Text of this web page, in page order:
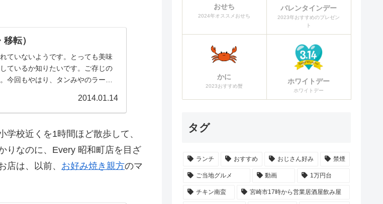
転）
ていないようです。とっても美味
ているか知りたいです。ご存じの
今回もやはり、タンみやのラーメ
2014.01.14
校近くを1時間ほど散歩して、
りなのに、Every 昭和町店を目ざ
店は、以前、 お好み焼き親方のマ
おせち
2024年オススメおせち
バレンタインデー
2023年おすすめのプレゼン
ト
かに
2023おすすめ蟹
ホワイトデー
ホワイトデー
タグ
ランチ おすすめ おじさん好み 禁煙
ご当地グルメ 動画 1万円台
チキン南蛮 宮崎市17時から営業居酒屋飲み屋